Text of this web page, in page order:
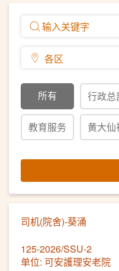
所有 行政总
教育服务 黄大仙
司机(院舍)-葵涌
125-2026/SSU-2
单位: 可安護理安老院